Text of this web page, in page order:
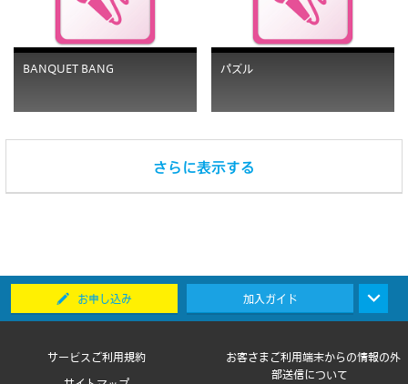
BANQUET BANG パズル
お申し込み 加入ガイド
サービスご利用規約
お客さまご利用端末からの情報の外
部送信について